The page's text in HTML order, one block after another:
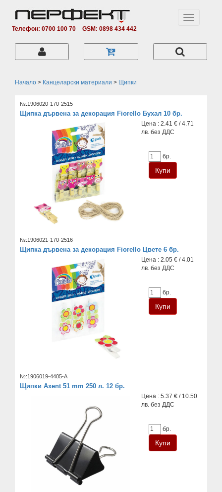
Телефон: 0700 100 70 GSM: 0898 434 442
Toggle
Начало > Канцеларски материали > Щипки
№:1906020-170-2515
Щипка дървена за декорация Fiorello Бухал 10 бр.
Цена : 2.41 € / 4.71
лв. без ДДС
бр.
№:1906021-170-2516
Щипка дървена за декорация Fiorello Цвете 6 бр.
Цена : 2.05 € / 4.01
лв. без ДДС
бр.
№:1906019-4405-A
Щипки Axent 51 mm 250 л. 12 бр.
Цена : 5.37 € / 10.50
лв. без ДДС
бр.